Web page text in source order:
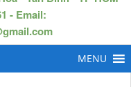
- Email: